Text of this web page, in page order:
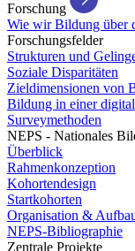
Forschung
Wie wir Bildung über
Forschungsfelder
Strukturen und
Soziale Disparitäten
Zieldimensionen von
Bildung in einer
Surveymethoden
NEPS - Nationales
Überblick
Rahmenkonzeption
Kohortendesign
Startkohorten
Organisation &
NEPS-Bibliographie
Zentrale Projekte